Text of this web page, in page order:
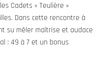
Cadets « Teulière »
Dans cette rencontre à
su mêler maîtrise et audace
: 49 à 7 et un bonus